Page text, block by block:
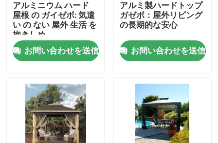
私達に連絡しなさい
ニュース
アルミニウム テラスのパーゴラ
アルミニウム ルーバー付きのパーゴラ
アルミニウム ハード
屋根 の ガイゼボ: 気遣
い の ない 屋外 生活 を
抱きしめ
お問い合わせを送信
アルミ製ハードトップ
ガゼボ：屋外リビング
の長期的な安心
お問い合わせを送信